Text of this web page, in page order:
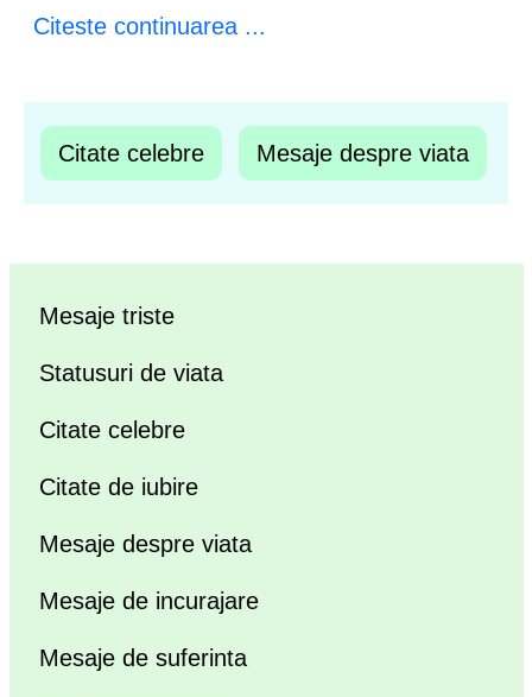
Citeste continuarea ...
Citate celebre Mesaje despre viata
Mesaje triste
Statusuri de viata
Citate celebre
Citate de iubire
Mesaje despre viata
Mesaje de incurajare
Mesaje de suferinta